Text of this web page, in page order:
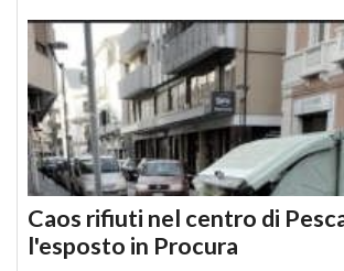
Caos rifiuti nel centro di
l'esposto in Procura